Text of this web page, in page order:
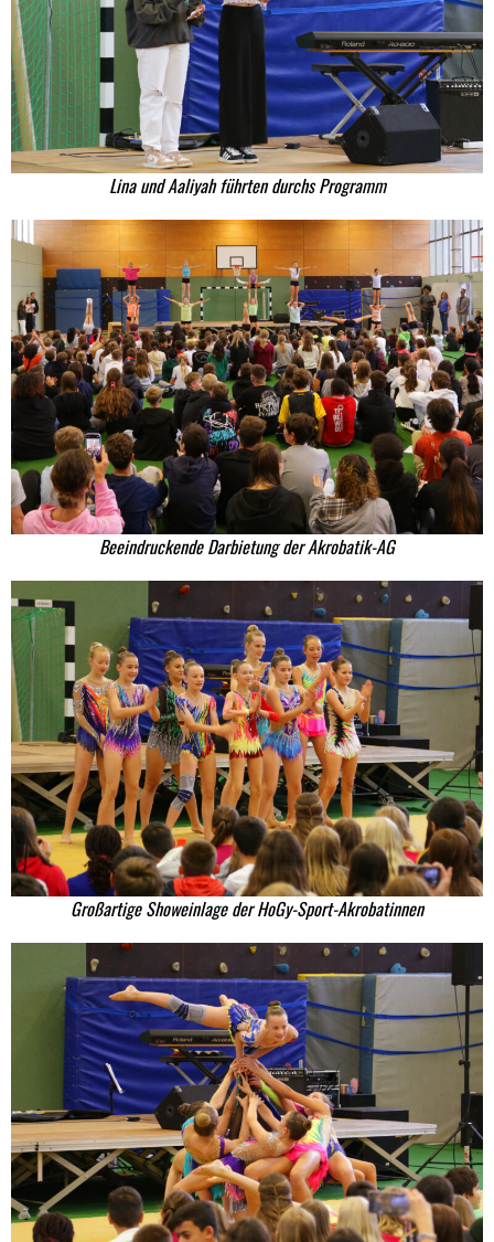
Lina und Aaliyah führten durchs Programm
Beeindruckende Darbietung der Akrobatik-AG
Großartige Showeinlage der HoGy-Sport-Akrobatinnen